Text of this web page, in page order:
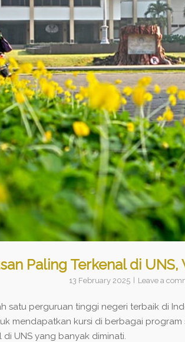
Paling Terkenal di UNS,
13 February 2025 Leave a
satu perguruan tinggi negeri terbaik di
mendapatkan kursi di berbagai
UNS yang banyak diminati.